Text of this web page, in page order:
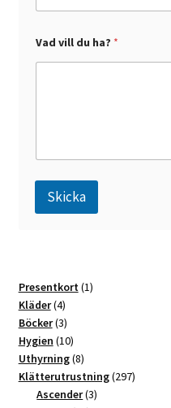
*
Vad vill du ha? *
Skicka
e
r
n
a
t
i
Presentkort 11
Kläder 44
produkter
Böcker 33
produkter
Hygien 1010
produkter
Uthyrning 88
produkter
Klätterutrustning 297297
Ascender 33